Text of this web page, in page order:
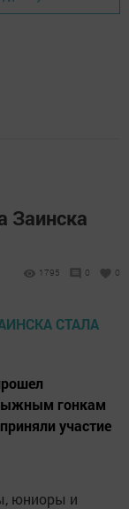
Заинска
1795 0 0
гонкам
участие
юниоры и